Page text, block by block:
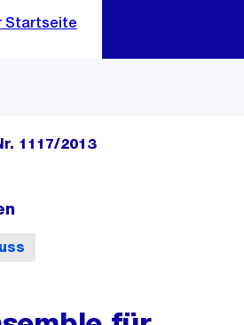
ein
1117/2013